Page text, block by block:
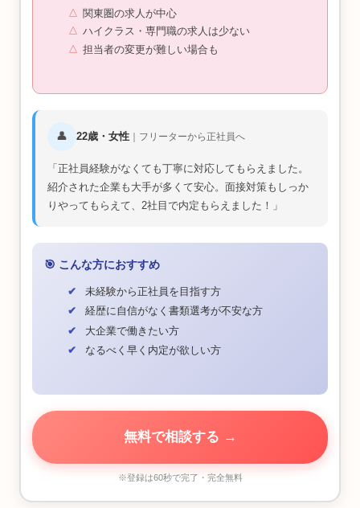
関東圏の求人が中心
ハイクラス・専門職の求人は少ない
担当者の変更が難しい場合も
👤 22歳・女性 ｜フリーターから正社員へ
正社員経験がなくても丁寧に対応してもらえました。
紹介された企業も大手が多くて安心。面接対策もしっか
りやってもらえて、2社目で内定もらえました！
🎯 こんな方におすすめ
未経験から正社員を目指す方
経歴に自信がなく書類選考が不安な方
大企業で働きたい方
なるべく早く内定が欲しい方
無料で相談する →
※登録は60秒で完了・完全無料